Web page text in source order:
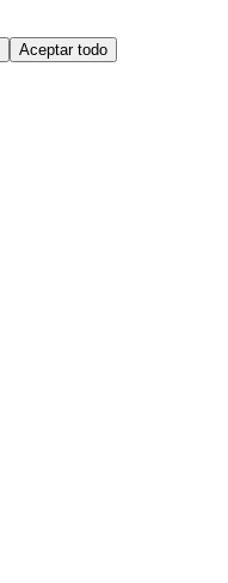
Aceptar todo